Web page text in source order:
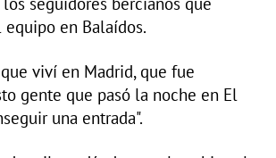
equipo en Balaídos.
viví en Madrid, que fue
gente que pasó la noche en El
una entrada".